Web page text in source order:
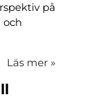
på
och
Läs mer »